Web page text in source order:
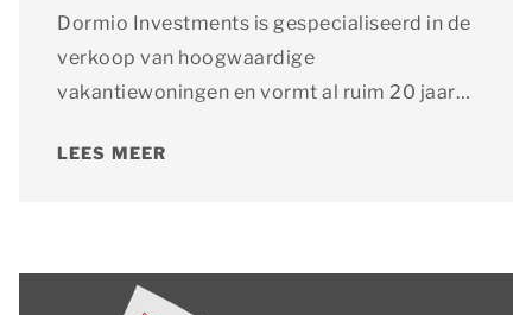
Dormio Investments is gespecialiseerd in de
verkoop van hoogwaardige
vakantiewoningen en vormt al ruim 20 jaar
recreatief vastgoed.
LEES MEER